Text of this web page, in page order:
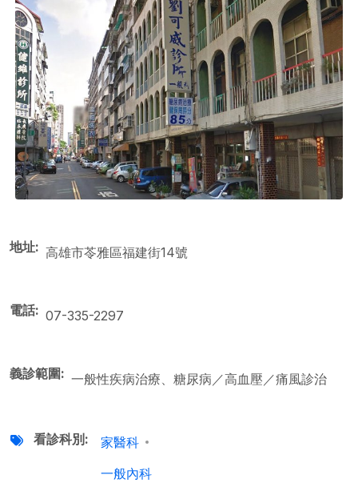
地址 高雄市苓雅區福建街14號
電話 07-335-2297
義診範圍 一般性疾病治療、糖尿病／高血壓／痛風診治
看診科別
家醫科
一般內科